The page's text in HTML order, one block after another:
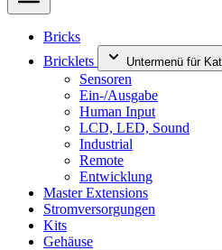
Bricks
Bricklets
Untermenü für
Sensoren
Ein-/Ausgabe
Human Input
LCD, LED, Sound
Industrial
Remote
Entwicklung
Master Extensions
Stromversorgungen
Kits
Gehäuse